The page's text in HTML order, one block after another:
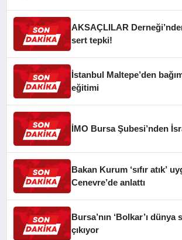
AKSAÇLILAR
sert tepki!
İstanbul Maltepe’den
eğitimi
İMO Bursa Şubesi’nden
Bakan Kurum ‘sıfır atık’
Cenevre’de anlattı
Bursa’nın ‘Bolkar’ı dünya
çıkıyor